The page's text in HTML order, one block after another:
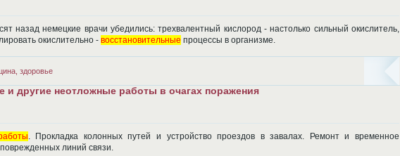
назад немецкие врачи убедились: трехвалентный кислород - настолько сильный окислитель,
окислительно - восстановительные процессы в организме.
здоровье
и другие неотложные работы в очагах поражения
. Прокладка колонных путей и устройство проездов в завалах. Ремонт и временное
линий связи.